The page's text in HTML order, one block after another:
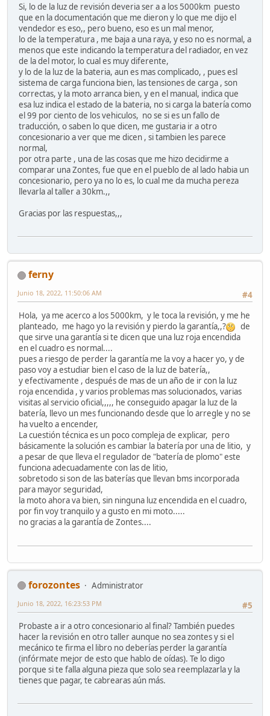
Si, lo de la luz de revisión deveria ser a a los 5000km puesto
que en la documentación que me dieron y lo que me dijo el
vendedor es eso,, pero bueno, eso es un mal menor,
lo de la temperatura , me baja a una raya, y eso no es normal, a
menos que este indicando la temperatura del radiador, en vez
de la del motor, lo cual es muy diferente,
y lo de la luz de la bateria, aun es mas complicado, , pues esl
sistema de carga funciona bien, las tensiones de carga , son
correctas, y la moto arranca bien, y en el manual, indica que
esa luz indica el estado de la bateria, no si carga la batería como
el 99 por ciento de los vehiculos, no se si es un fallo de
traducción, o saben lo que dicen, me gustaria ir a otro
concesionario a ver que me dicen , si tambien les parece
normal,
por otra parte , una de las cosas que me hizo decidirme a
comparar una Zontes, fue que en el pueblo de al lado habia un
concesionario, pero ya no lo es, lo cual me da mucha pereza
llevarla al taller a 30km.,,
Gracias por las respuestas,,,
ferny
#4
Junio 18, 2022, 11:50:06 AM
Hola, ya me acerco a los 5000km, y le toca la revisión, y me he
planteado, me hago yo la revisión y pierdo la garantía,,?
de
que sirve una garantía si te dicen que una luz roja encendida
en el cuadro es normal....
pues a riesgo de perder la garantía me la voy a hacer yo, y de
paso voy a estudiar bien el caso de la luz de batería,,
y efectivamente , después de mas de un año de ir con la luz
roja encendida , y varios problemas mas solucionados, varias
visitas al servicio oficial,,,,, he conseguido apagar la luz de la
batería, llevo un mes funcionando desde que lo arregle y no se
ha vuelto a encender,
La cuestión técnica es un poco compleja de explicar, pero
básicamente la solución es cambiar la batería por una de litio, y
a pesar de que lleva el regulador de "batería de plomo" este
funciona adecuadamente con las de litio,
sobretodo si son de las baterías que llevan bms incorporada
para mayor seguridad,
la moto ahora va bien, sin ninguna luz encendida en el cuadro,
por fin voy tranquilo y a gusto en mi moto.....
no gracias a la garantía de Zontes....
forozontes
Administrator
#5
Junio 18, 2022, 16:23:53 PM
Probaste a ir a otro concesionario al final? También puedes
hacer la revisión en otro taller aunque no sea zontes y si el
mecánico te firma el libro no deberías perder la garantía
(infórmate mejor de esto que hablo de oídas). Te lo digo
porque si te falla alguna pieza que solo sea reemplazarla y la
tienes que pagar, te cabrearas aún más.